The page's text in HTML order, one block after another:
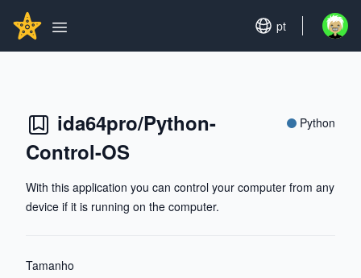
GITHUBSTAR
Open main menu
Set language
pt Open
ida64pro/Python-
Control-OS
Python
With this application you can control your computer from any
device if it is running on the computer.
Tamanho